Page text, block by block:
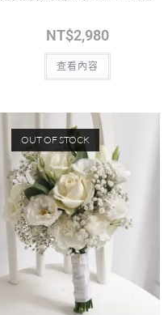
NT$2,980
查看內容
OUT OF STOCK